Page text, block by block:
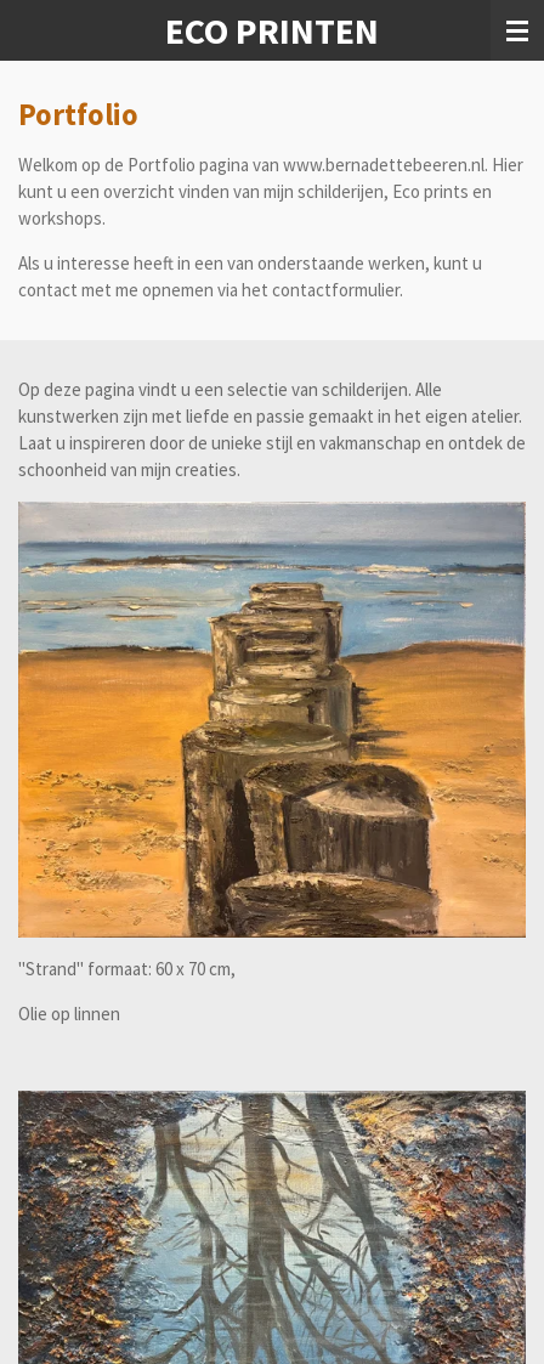
de
hoofdinhoud
ECO PRINTEN
Portfolio
Welkom op de Portfolio pagina van www.bernadettebeeren.nl. Hier
kunt u een overzicht vinden van mijn schilderijen, Eco prints en
workshops.
Als u interesse heeft in een van onderstaande werken, kunt u
contact met me opnemen via het contactformulier.
Op deze pagina vindt u een selectie van schilderijen. Alle
kunstwerken zijn met liefde en passie gemaakt in het eigen atelier.
Laat u inspireren door de unieke stijl en vakmanschap en ontdek de
schoonheid van mijn creaties.
"Strand" formaat: 60 x 70 cm,
Olie op linnen